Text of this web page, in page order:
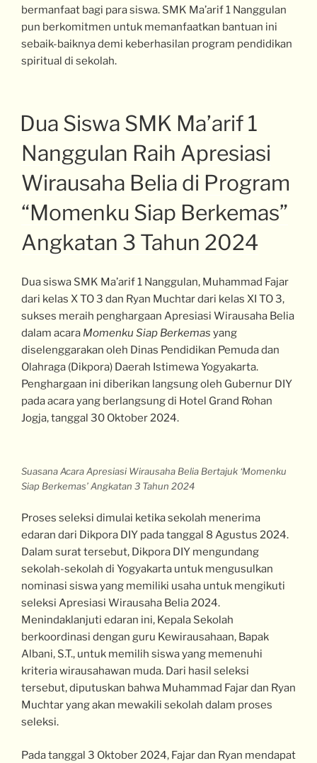
bermanfaat bagi para siswa. SMK Ma’arif 1 Nanggulan
pun berkomitmen untuk memanfaatkan bantuan ini
sebaik-baiknya demi keberhasilan program pendidikan
spiritual di sekolah.
Dua Siswa SMK Ma’arif 1
Nanggulan Raih Apresiasi
Wirausaha Belia di Program
“Momenku Siap Berkemas”
Angkatan 3 Tahun 2024
Dua siswa SMK Ma’arif 1 Nanggulan, Muhammad Fajar
dari kelas X TO 3 dan Ryan Muchtar dari kelas XI TO 3,
sukses meraih penghargaan Apresiasi Wirausaha Belia
dalam acara Momenku Siap Berkemas yang
diselenggarakan oleh Dinas Pendidikan Pemuda dan
Olahraga (Dikpora) Daerah Istimewa Yogyakarta.
Penghargaan ini diberikan langsung oleh Gubernur DIY
pada acara yang berlangsung di Hotel Grand Rohan
Jogja, tanggal 30 Oktober 2024.
Suasana Acara Apresiasi Wirausaha Belia Bertajuk ‘Momenku
Siap Berkemas’ Angkatan 3 Tahun 2024
Proses seleksi dimulai ketika sekolah menerima
edaran dari Dikpora DIY pada tanggal 8 Agustus 2024.
Dalam surat tersebut, Dikpora DIY mengundang
sekolah-sekolah di Yogyakarta untuk mengusulkan
nominasi siswa yang memiliki usaha untuk mengikuti
seleksi Apresiasi Wirausaha Belia 2024.
Menindaklanjuti edaran ini, Kepala Sekolah
berkoordinasi dengan guru Kewirausahaan, Bapak
Albani, S.T., untuk memilih siswa yang memenuhi
kriteria wirausahawan muda. Dari hasil seleksi
tersebut, diputuskan bahwa Muhammad Fajar dan Ryan
Muchtar yang akan mewakili sekolah dalam proses
seleksi.
Pada tanggal 3 Oktober 2024, Fajar dan Ryan mendapat